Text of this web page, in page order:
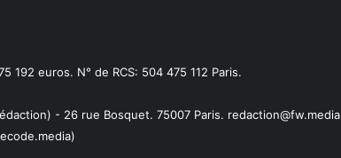
192 euros. N° de RCS: 504 475 112 Paris.
- 26 rue Bosquet. 75007 Paris. redaction@fw.media